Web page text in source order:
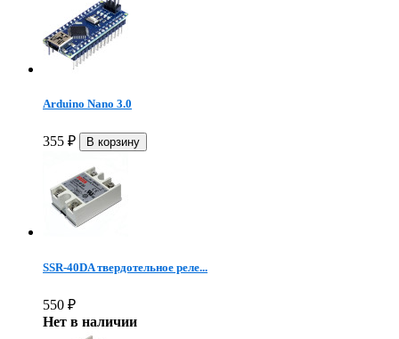
Arduino Nano 3.0
355 ₽
SSR-40DA твердотельное реле...
550 ₽
Нет в наличии